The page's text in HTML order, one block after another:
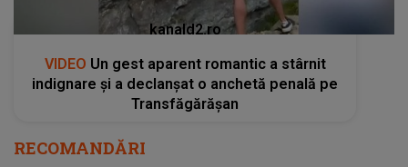
kanald2.ro
VIDEO Un gest aparent romantic a stârnit
indignare și a declanșat o anchetă penală pe
Transfăgărășan
RECOMANDĂRI